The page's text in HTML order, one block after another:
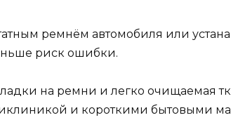
ремнём автомобиля или
риск ошибки.
на ремни и легко очищаемая
и короткими бытовыми